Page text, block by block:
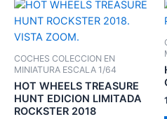
COCHES COLECCION EN
MINIATURA ESCALA 1/64
HOT WHEELS TREASURE
HUNT EDICION LIMITADA
ROCKSTER 2018